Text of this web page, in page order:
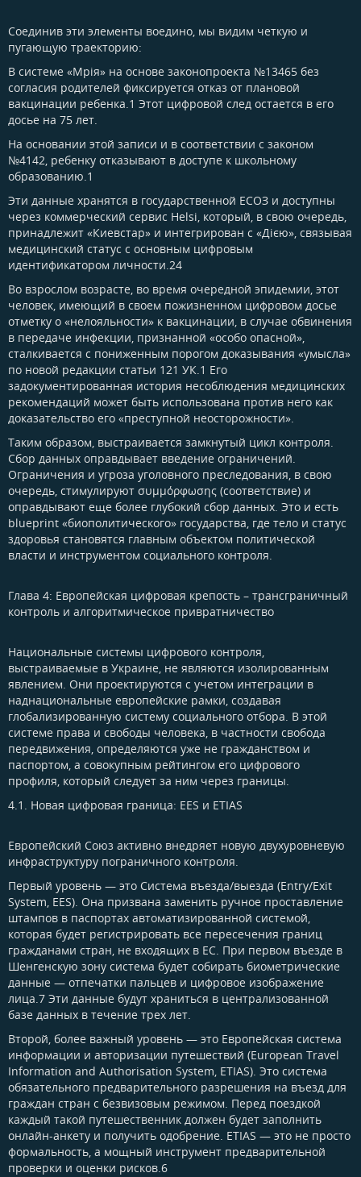
Соединив эти элементы воедино, мы видим четкую и
пугающую траекторию:
В системе «Мрія» на основе законопроекта №13465 без
согласия родителей фиксируется отказ от плановой
вакцинации ребенка.1 Этот цифровой след остается в его
досье на 75 лет.
На основании этой записи и в соответствии с законом
№4142, ребенку отказывают в доступе к школьному
образованию.1
Эти данные хранятся в государственной ЕСОЗ и доступны
через коммерческий сервис Helsi, который, в свою очередь,
принадлежит «Киевстар» и интегрирован с «Дією», связывая
медицинский статус с основным цифровым
идентификатором личности.24
Во взрослом возрасте, во время очередной эпидемии, этот
человек, имеющий в своем пожизненном цифровом досье
отметку о «нелояльности» к вакцинации, в случае обвинения
в передаче инфекции, признанной «особо опасной»,
сталкивается с пониженным порогом доказывания «умысла»
по новой редакции статьи 121 УК.1 Его
задокументированная история несоблюдения медицинских
рекомендаций может быть использована против него как
доказательство его «преступной неосторожности».
Таким образом, выстраивается замкнутый цикл контроля.
Сбор данных оправдывает введение ограничений.
Ограничения и угроза уголовного преследования, в свою
очередь, стимулируют συμμόρφωσης (соответствие) и
оправдывают еще более глубокий сбор данных. Это и есть
blueprint «биополитического» государства, где тело и статус
здоровья становятся главным объектом политической
власти и инструментом социального контроля.
Глава 4: Европейская цифровая крепость – трансграничный
контроль и алгоритмическое привратничество​
Национальные системы цифрового контроля,
выстраиваемые в Украине, не являются изолированным
явлением. Они проектируются с учетом интеграции в
наднациональные европейские рамки, создавая
глобализированную систему социального отбора. В этой
системе права и свободы человека, в частности свобода
передвижения, определяются уже не гражданством и
паспортом, а совокупным рейтингом его цифрового
профиля, который следует за ним через границы.
4.1. Новая цифровая граница: EES и ETIAS​
Европейский Союз активно внедряет новую двухуровневую
инфраструктуру пограничного контроля.
Первый уровень — это Система въезда/выезда (Entry/Exit
System, EES). Она призвана заменить ручное проставление
штампов в паспортах автоматизированной системой,
которая будет регистрировать все пересечения границ
гражданами стран, не входящих в ЕС. При первом въезде в
Шенгенскую зону система будет собирать биометрические
данные — отпечатки пальцев и цифровое изображение
лица.7 Эти данные будут храниться в централизованной
базе данных в течение трех лет.
Второй, более важный уровень — это Европейская система
информации и авторизации путешествий (European Travel
Information and Authorisation System, ETIAS). Это система
обязательного предварительного разрешения на въезд для
граждан стран с безвизовым режимом. Перед поездкой
каждый такой путешественник должен будет заполнить
онлайн-анкету и получить одобрение. ETIAS — это не просто
формальность, а мощный инструмент предварительной
проверки и оценки рисков.6